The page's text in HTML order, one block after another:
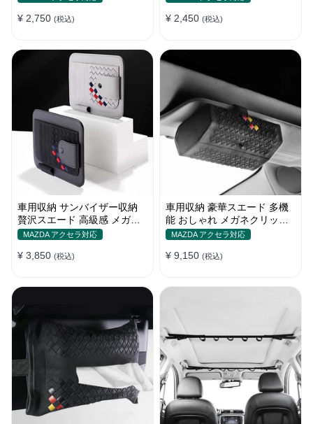
¥ 2,750 (税込) ¥ 2,450 (税込)
車用収納 サンバイザー収納
贅沢スエード 高級感 メガネ
カードクリップ 多機能 実用
MAZDA アクセラ対応
¥ 3,850 (税込)
車用収納 豪華スエード 多機
能 おしゃれ メガネクリップ
サンバイザー収納 サングラス
MAZDA アクセラ対応
¥ 9,150 (税込)